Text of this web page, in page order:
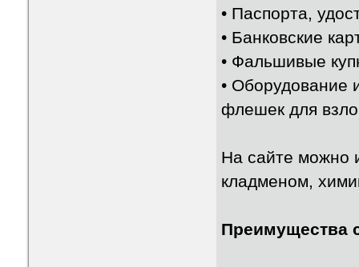
• Паспорта,
• Банковские
• Фальшивые
• Оборудование
флешек для
На сайте можно
кладменом,
Преимущества